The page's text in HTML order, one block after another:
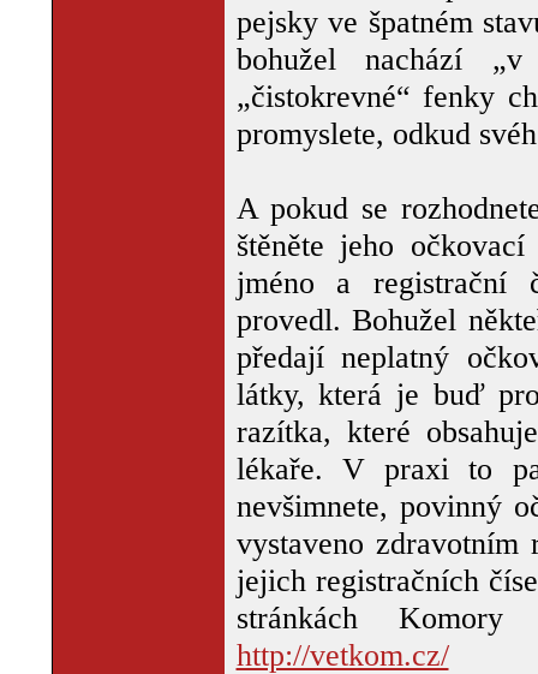
pejsky ve špatném
bohužel nachází
„čistokrevné“ fenky
promyslete, odkud
A pokud se
štěněte jeho
jméno a registrační
provedl. Bohužel
předají neplatný
látky, která je buď
razítka, které
lékaře. V praxi to
nevšimnete, povinný
vystaveno zdravotním
jejich registračních
stránkách
http://vetkom.cz/